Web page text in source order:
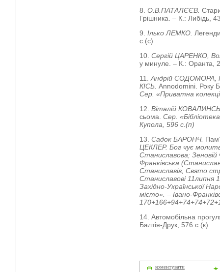
8. О.В.ПАТАЛЄЄВ.
Грішника. – К.: Либідь,
9. Ілько ЛЕМКО.
с.(с)
10. Сергій ЦАРЕНКО,
у минуле. – К.: Оранта,
11. Андрій СОДОМОРА,
КІСЬ. Annodomini. Року
Сер. «Приватна
12. Віталій
сьома. Сер.
Купола, 596 с.(п)
13. Садок БАРОНЧ.
ЦЕКЛЕР. Бог чує
Станиславова;
Франківська
Станиславів; Свято
Станиславові 11липня
Західно-Української
місто». – Івано-
14. Автомобільна
Балтія-Друк, 576 с.(к)
коментувати